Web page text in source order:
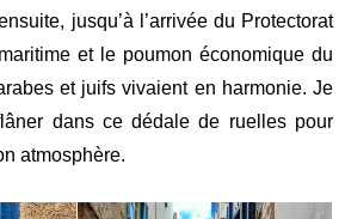
jusqu’à l’arrivée du Protectorat
et le poumon économique du
et juifs vivaient en harmonie. Je
dans ce dédale de ruelles pour
atmosphère.